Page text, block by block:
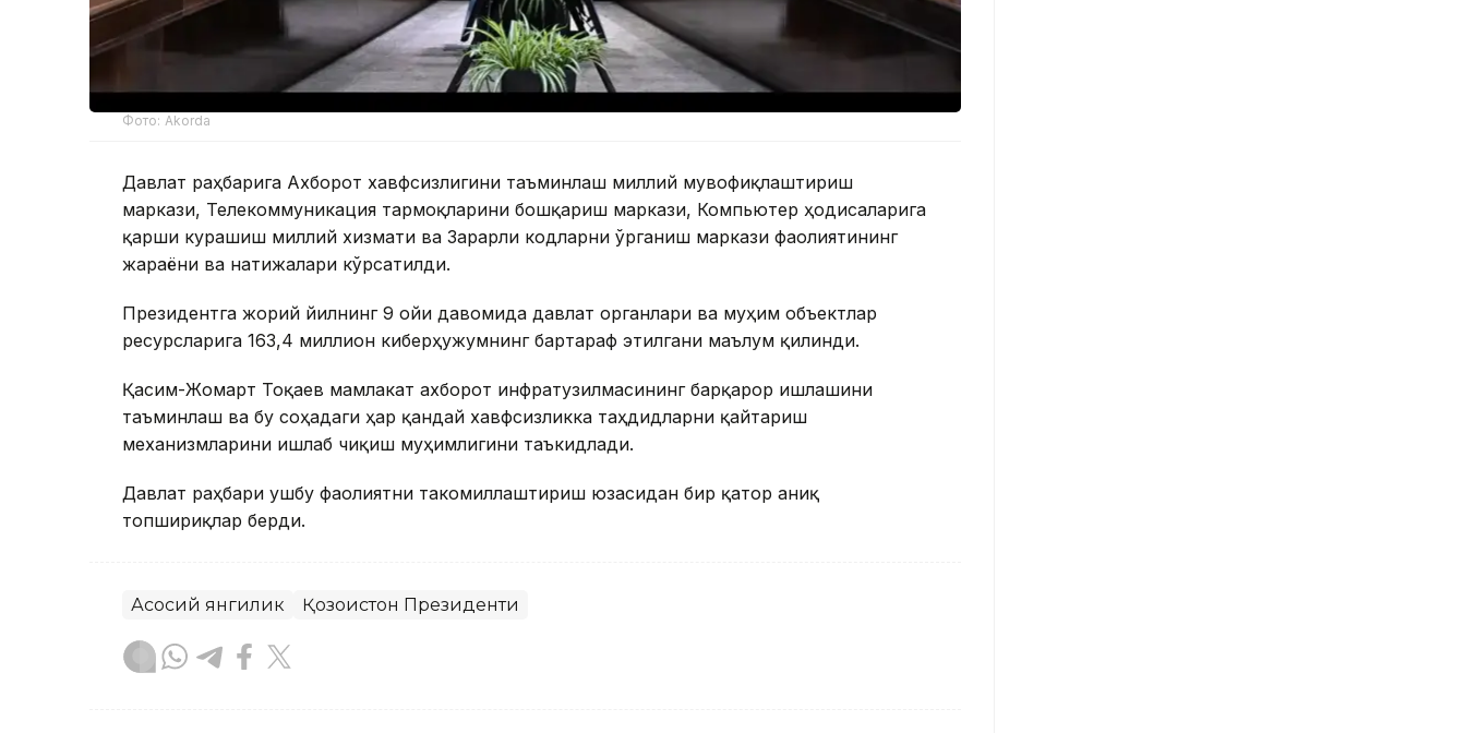
Фото: Akorda
Давлат раҳбарига Ахборот хавфсизлигини таъминлаш миллий мувофиқлаштириш
маркази, Телекоммуникация тармоқларини бошқариш маркази, Компьютер ҳодисаларига
қарши курашиш миллий хизмати ва Зарарли кодларни ўрганиш маркази фаолиятининг
жараёни ва натижалари кўрсатилди.
Президентга жорий йилнинг 9 ойи давомида давлат органлари ва муҳим объектлар
ресурсларига 163,4 миллион киберҳужумнинг бартараф этилгани маълум қилинди.
Қасим-Жомарт Тоқаев мамлакат ахборот инфратузилмасининг барқарор ишлашини
таъминлаш ва бу соҳадаги ҳар қандай хавфсизликка таҳдидларни қайтариш
механизмларини ишлаб чиқиш муҳимлигини таъкидлади.
Давлат раҳбари ушбу фаолиятни такомиллаштириш юзасидан бир қатор аниқ
топшириқлар берди.
Асосий янгилик Қозоғистон Президенти